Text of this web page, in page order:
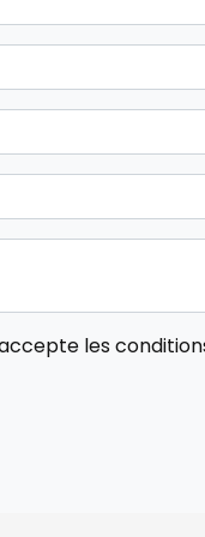
les